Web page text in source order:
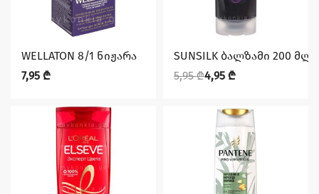
WELLATON 8/1 ნიჟარა
7,95 ₾
SUNSILK ბალზამი 200 მლ
5,95₾4,95 ₾